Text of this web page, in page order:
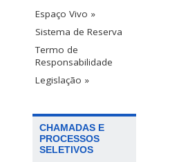
Espaço Vivo »
Sistema de Reserva
Termo de
Responsabilidade
Legislação »
CHAMADAS E
PROCESSOS
SELETIVOS